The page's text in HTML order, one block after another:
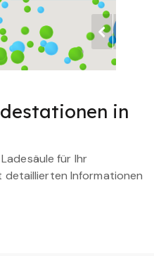
in
für Ihr
detaillierten Informationen